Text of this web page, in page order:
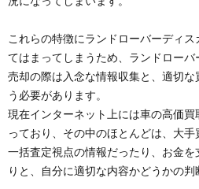
これらの特徴にランドローバーディ
てはまってしまうため、ランドロー
売却の際は入念な情報収集と、適切
う必要があります。
現在インターネット上には車の高価
っており、その中のほとんどは、大手
一括査定視点の情報だったり、お金
りと、自分に適切な内容かどうかの判